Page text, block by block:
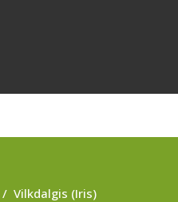
/ Vilkdalgis (Iris)